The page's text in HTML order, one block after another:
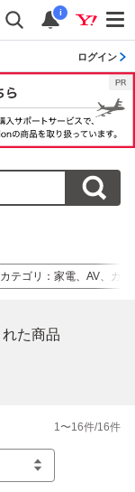
i
ログイン
カテゴリ ： 家電、AV、カメ
た商品
1 〜16件/16件